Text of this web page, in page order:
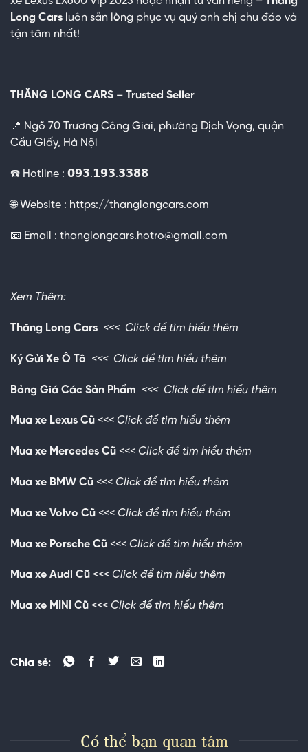
Long Cars luôn sẵn lòng phục vụ quý anh chị chu đáo và
tận tâm nhất!
THĂNG LONG CARS – Trusted Seller
📍 Ngõ 70 Trương Công Giai, phường Dịch Vọng, quận
Cầu Giấy, Hà Nội
☎️ Hotline : 𝟬𝟵𝟯.𝟭𝟵𝟯.𝟯𝟯𝟴𝟴
🌐Website : https://thanglongcars.com
📧 Email : thanglongcars.hotro@gmail.com
Xem Thêm:
Thăng Long Cars <<< Click để tìm hiểu thêm
Ký Gửi Xe Ô Tô <<< Click để tìm hiểu thêm
Bảng Giá Các Sản Phẩm <<< Click để tìm hiểu thêm
Mua xe Lexus Cũ <<< Click để tìm hiểu thêm
Mua xe Mercedes Cũ <<< Click để tìm hiểu thêm
Mua xe BMW Cũ <<< Click để tìm hiểu thêm
Mua xe Volvo Cũ <<< Click để tìm hiểu thêm
Mua xe Porsche Cũ <<< Click để tìm hiểu thêm
Mua xe Audi Cũ <<< Click để tìm hiểu thêm
Mua xe MINI Cũ <<< Click để tìm hiểu thêm
Chia sẻ:
Có thể bạn quan tâm